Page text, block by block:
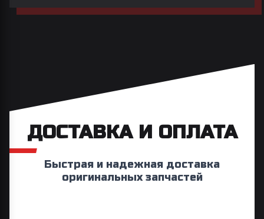
ДОСТАВКА И ОПЛАТА
Быстрая и надежная доставка
оригинальных запчастей